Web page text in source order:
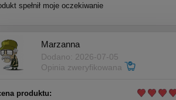
spełnił moje oczekiwanie
Marzanna
Dodano: 2026-07-05
Opinia zweryfikowana
produktu: